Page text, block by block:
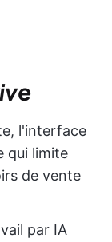
l'interface
qui limite
de vente
par IA